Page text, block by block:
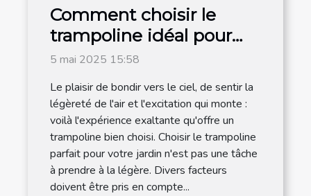
Comment choisir le
trampoline idéal pour
votre jardin
5 mai 2025 15:58
Le plaisir de bondir vers le ciel, de sentir la
légèreté de l'air et l'excitation qui monte :
voilà l'expérience exaltante qu'offre un
trampoline bien choisi. Choisir le trampoline
parfait pour votre jardin n'est pas une tâche
à prendre à la légère. Divers facteurs
doivent être pris en compte...